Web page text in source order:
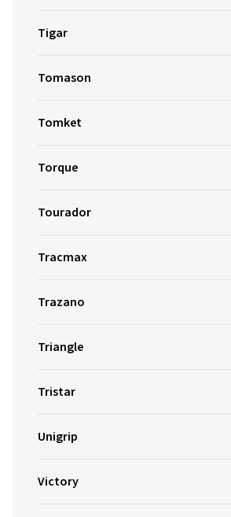
Tigar
Tomason
Tomket
Torque
Tourador
Tracmax
Trazano
Triangle
Tristar
Unigrip
Victory